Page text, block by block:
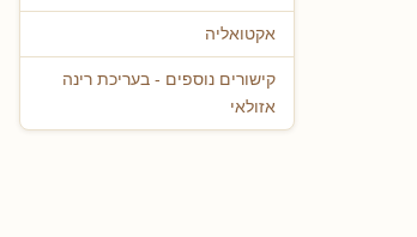
אקטואליה
קישורים נוספים - בעריכת רינה
אזולאי